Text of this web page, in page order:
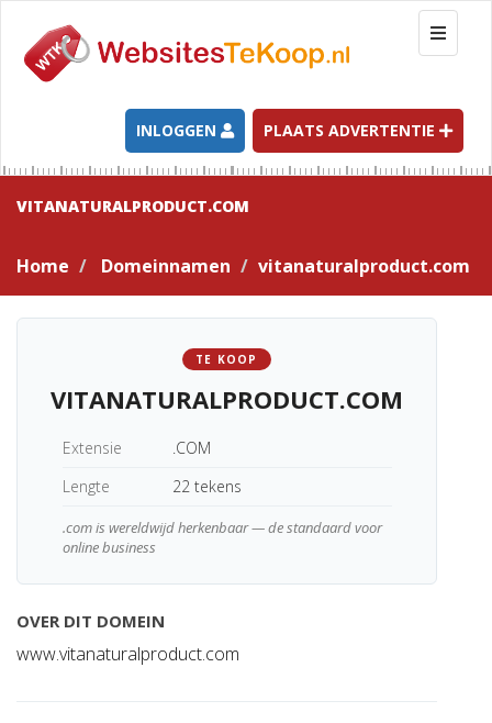
T
o
g
l
e
n
g
a
t
INLOGGEN PLAATS ADVERTENTIE
VITANATURALPRODUCT.COM
Home Domeinnamen vitanaturalproduct.com
TE KOOP
VITANATURALPRODUCT.COM
Extensie
.COM
Lengte
22 tekens
.com is wereldwijd herkenbaar — de standaard voor
online business
OVER DIT DOMEIN
www.vitanaturalproduct.com